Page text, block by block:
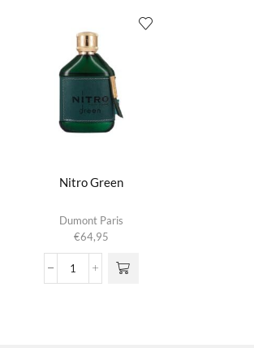
Nitro Green
Dumont Paris
€64,95
Nitro